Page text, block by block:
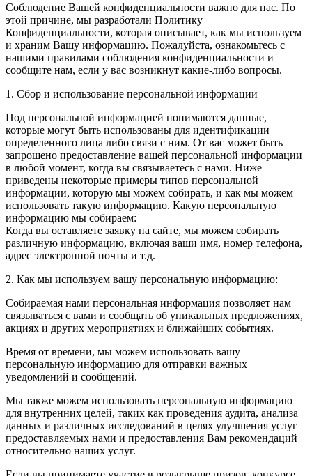
Соблюдение Вашей конфиденциальности важно для нас. По
этой причине, мы разработали Политику
Конфиденциальности, которая описывает, как мы используем
и храним Вашу информацию. Пожалуйста, ознакомьтесь с
нашими правилами соблюдения конфиденциальности и
сообщите нам, если у вас возникнут какие-либо вопросы.
1. Сбор и использование персональной информации
Под персональной информацией понимаются данные,
которые могут быть использованы для идентификации
определенного лица либо связи с ним. От вас может быть
запрошено предоставление вашей персональной информации
в любой момент, когда вы связываетесь с нами. Ниже
приведены некоторые примеры типов персональной
информации, которую мы можем собирать, и как мы можем
использовать такую информацию. Какую персональную
информацию мы собираем:
Когда вы оставляете заявку на сайте, мы можем собирать
различную информацию, включая ваши имя, номер телефона,
адрес электронной почты и т.д.
2. Как мы используем вашу персональную информацию:
Собираемая нами персональная информация позволяет нам
связываться с вами и сообщать об уникальных предложениях,
акциях и других мероприятиях и ближайших событиях.
Время от времени, мы можем использовать вашу
персональную информацию для отправки важных
уведомлений и сообщений.
Мы также можем использовать персональную информацию
для внутренних целей, таких как проведения аудита, анализа
данных и различных исследований в целях улучшения услуг
предоставляемых нами и предоставления Вам рекомендаций
относительно наших услуг.